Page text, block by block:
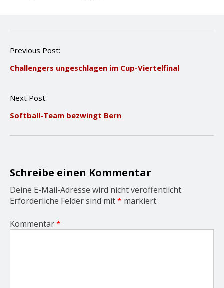
P
s
a
i
o
Previous Post:
Challengers ungeschlagen im Cup-Viertelfinal
Next Post:
Softball-Team bezwingt Bern
Schreibe einen Kommentar
Deine E-Mail-Adresse wird nicht veröffentlicht.
Erforderliche Felder sind mit* markiert
Kommentar*